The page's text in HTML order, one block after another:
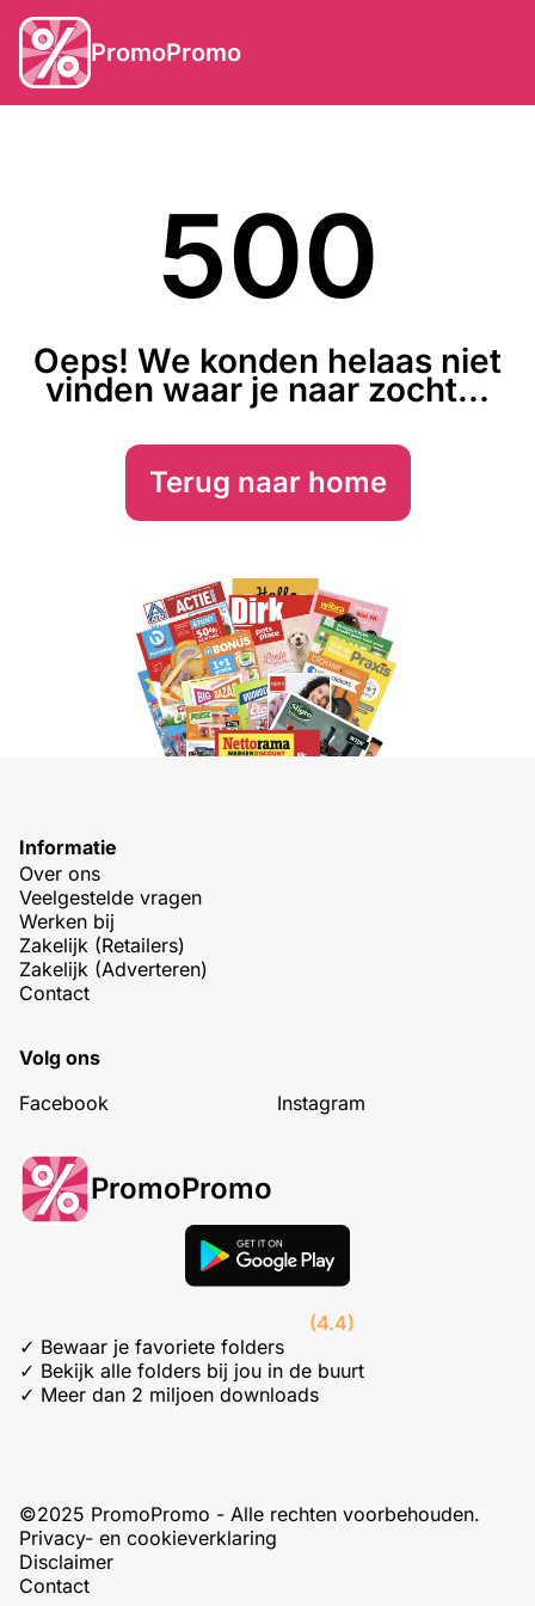
PromoPromo
500
Oeps! We konden helaas niet
vinden waar je naar zocht...
Terug naar home
Informatie
Over ons
Veelgestelde vragen
Werken bij
Zakelijk (Retailers)
Zakelijk (Adverteren)
Contact
Volg ons
Facebook
Instagram
PromoPromo
(4.4)
✓ Bewaar je favoriete folders
✓ Bekijk alle folders bij jou in de buurt
✓ Meer dan 2 miljoen downloads
©2025 PromoPromo - Alle rechten voorbehouden.
Privacy- en cookieverklaring
Disclaimer
Contact